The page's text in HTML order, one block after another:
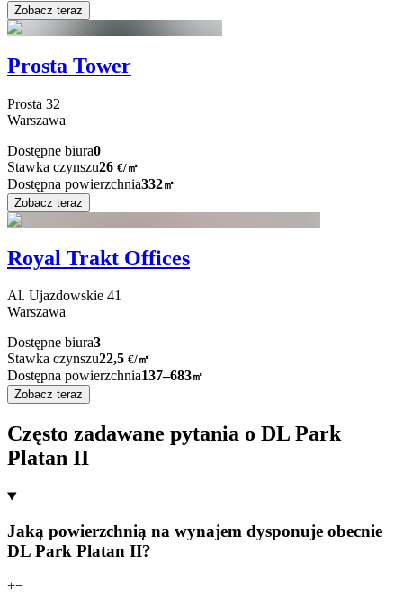
Zobacz teraz
Prosta Tower
Prosta 32
Warszawa
Dostępne biura0
Stawka czynszu26 €/㎡
Dostępna powierzchnia332㎡
Zobacz teraz
Royal Trakt Offices
Al. Ujazdowskie 41
Warszawa
Dostępne biura3
Stawka czynszu22,5 €/㎡
Dostępna powierzchnia137–683㎡
Zobacz teraz
Często zadawane pytania o DL Park
Platan II
Jaką powierzchnią na wynajem dysponuje obecnie
DL Park Platan II?
+−